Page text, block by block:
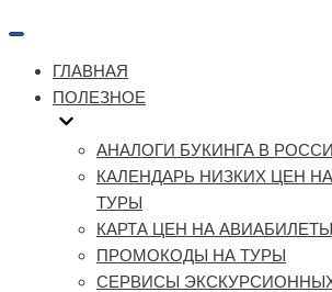
Меню
ГЛАВНАЯ
ПОЛЕЗНОЕ
АНАЛОГИ БУКИНГА В
КАЛЕНДАРЬ НИЗКИХ ЦЕН НА
ТУРЫ
КАРТА ЦЕН НА АВИАБИЛЕТЫ
ПРОМОКОДЫ НА ТУРЫ
СЕРВИСЫ